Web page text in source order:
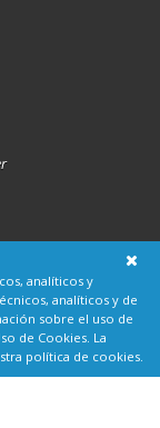
analíticos y
analíticos y de
sobre el uso de
de Cookies. La
política de cookies.